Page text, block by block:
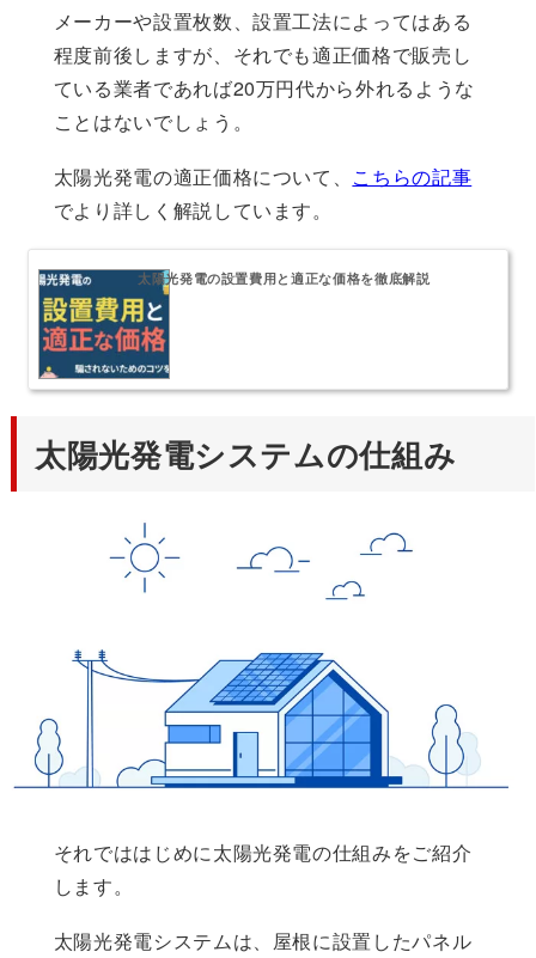
メーカーや設置枚数、設置工法によってはある
程度前後しますが、それでも適正価格で販売し
ている業者であれば20万円代から外れるような
ことはないでしょう。
太陽光発電の適正価格について、 こちらの記事
でより詳しく解説しています。
太陽光発電の設置費用と適正な価格を徹底解説
太陽光発電システムの仕組み
それでははじめに太陽光発電の仕組みをご紹介
します。
太陽光発電システムは、屋根に設置したパネル